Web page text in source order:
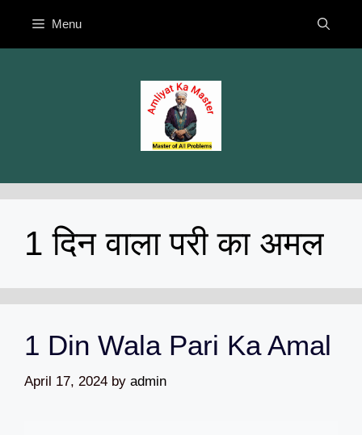
content
Menu
1 दिन वाला परी का अमल
1 Din Wala Pari Ka Amal
April 17, 2024 by admin